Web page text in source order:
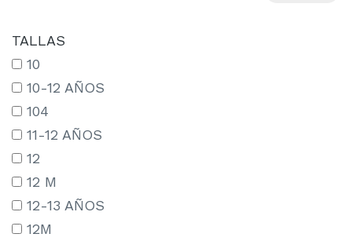
TALLAS
10
10-12 AÑOS
104
11-12 AÑOS
12
12 M
12-13 AÑOS
12M